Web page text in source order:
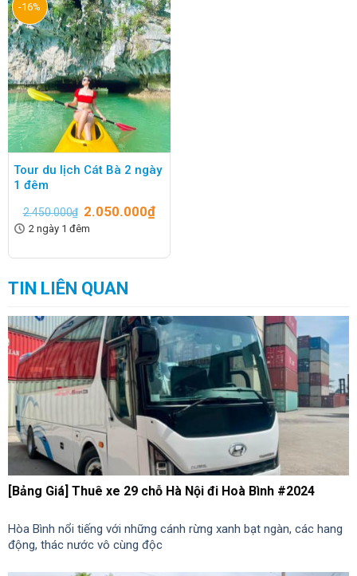
-16%
Tour du lịch Cát Bà 2 ngày
1 đêm
2.450.000₫ 2.050.000₫
2 ngày 1 đêm
TIN LIÊN QUAN
[Bảng Giá] Thuê xe 29 chỗ Hà Nội đi Hoà Bình #2024
Hòa Bình nổi tiếng với những cánh rừng xanh bạt ngàn, các hang
động, thác nước vô cùng độc